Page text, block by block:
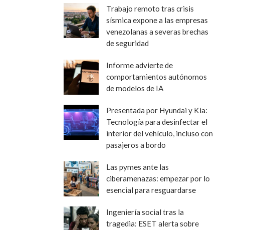
Trabajo remoto tras crisis
sísmica expone a las empresas
venezolanas a severas brechas
de seguridad
Informe advierte de
comportamientos autónomos
de modelos de IA
Presentada por Hyundai y Kia:
Tecnología para desinfectar el
interior del vehículo, incluso con
pasajeros a bordo
Las pymes ante las
ciberamenazas: empezar por lo
esencial para resguardarse
Ingeniería social tras la
tragedia: ESET alerta sobre